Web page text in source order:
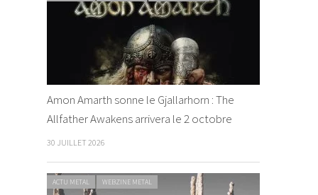
Amon Amarth sonne le Gjallarhorn : The
Allfather Awakens arrivera le 2 octobre
30 JUILLET 2026
ACTU METAL WEBZINE METAL